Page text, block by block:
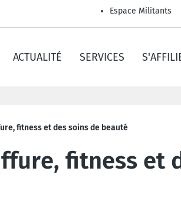
Espace Militants
ACTUALITÉ SERVICES
fitness et des soins de beauté
fitness et